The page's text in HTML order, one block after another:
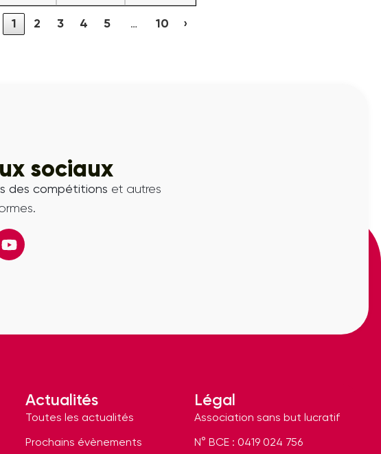
1 2 3 4 5 … 10 ›
sociaux
des compétitions et autres
Actualités
Toutes les actualités
Prochains évènements
Légal
Association sans but lucratif
N° BCE : 0419 024 756